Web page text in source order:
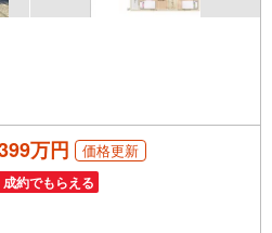
万円 価格更新
成約でもらえる